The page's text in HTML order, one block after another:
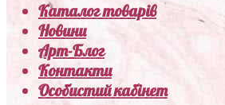
Каталог товарів
Новини
Арт-Блог
Контакти
Особистий кабінет